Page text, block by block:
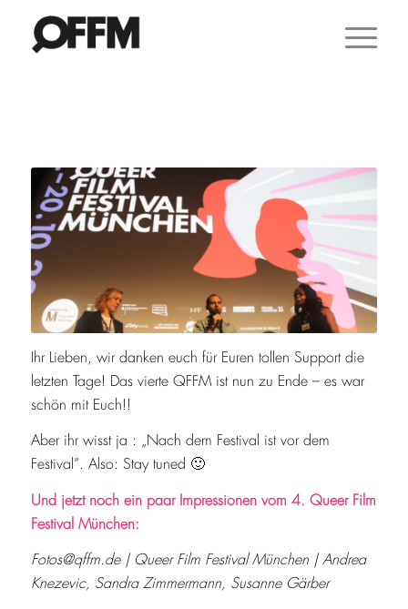
Ihr Lieben, wir danken euch für Euren tollen Support die
letzten Tage! Das vierte QFFM ist nun zu Ende – es war
schön mit Euch!!
Aber ihr wisst ja : „Nach dem Festival ist vor dem
Festival“. Also: Stay tuned 🙂
Und jetzt noch ein paar Impressionen vom 4. Queer Film
Festival München:
Fotos@qffm.de | Queer Film Festival München | Andrea
Knezevic, Sandra Zimmermann, Susanne Gärber